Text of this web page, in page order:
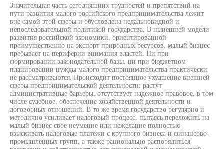
Значительная часть сегодняшних трудностей и препятствий на
пути развития малого российского предпринимательства лежит
вне самой этой сферы и обусловлена недальновидной и
непоследовательной политикой государства. В нынешней модели
развития российской экономики, ориентированной
преимущественно на экспорт природных ресурсов, малый бизнес
пребывает на периферии внимания властей. Ни при
формировании законодательной базы, ни при бюджетном
планировании нужды малого предпринимательства практически
не рассматриваются. Происходит постоянное ухудшение внешней
сферы предпринимательской деятельности: растут
административные барьеры, отсутствует надежное правовое, в том
числе судебное, обеспечение хозяйственной деятельности и
договорных отношений. В то же время государство регулярно и
методично усиливает налоговый процесс, пытаясь переложить на
малый бизнес свое неумение или нежелание полностью
взыскивать налоговые платежи с крупного бизнеса и финансово-
промышленных групп, а также рационально распорядиться